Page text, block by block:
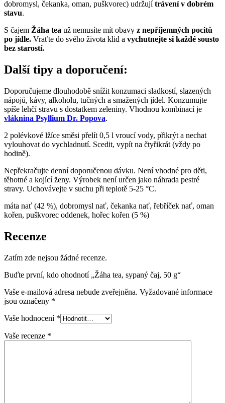
dobromysl, čekanka, oman, puškvorec) udržujítrávení v dobrém
stavu.
S čajem Žáha tea už nemusíte mít obavy z nepříjemných pocitů
po jídle. Vraťte do svého života klid a vychutnejte si každé sousto
bez starostí.
Další tipy a doporučení:
Doporučujeme dlouhodobě snížit konzumaci sladkostí, slazených
nápojů, kávy, alkoholu, tučných a smažených jídel. Konzumujte
spíše lehčí stravu s dostatkem zeleniny. Vhodnou kombinací je
vláknina Psyllium Dr. Popova.
2 polévkové lžíce směsi přelít 0,5 l vroucí vody, přikrýt a nechat
vylouhovat do vychladnutí. Scedit, vypít na čtyřikrát (vždy po
hodině).
Nepřekračujte denní doporučenou dávku. Není vhodné pro děti,
těhotné a kojící ženy. Výrobek není určen jako náhrada pestré
stravy. Uchovávejte v suchu při teplotě 5-25 °C.
máta nať (42 %), dobromysl nať, čekanka nať, řebříček nať, oman
kořen, puškvorec oddenek, hořec kořen (5 %)
Recenze
Zatím zde nejsou žádné recenze.
Buďte první, kdo ohodnotí „Žáha tea, sypaný čaj, 50 g“
Vaše e-mailová adresa nebude zveřejněna. Vyžadované informace
jsou označeny *
Vaše hodnocení *
Vaše recenze *